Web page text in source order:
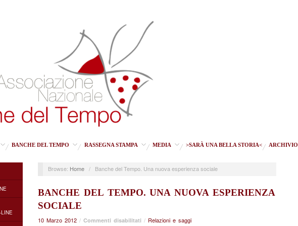
BANCHE DEL TEMPO RASSEGNA STAMPA MEDIA >SARÀ UNA BELLA STORIA< ARCHIVIO
Browse: Home / Banche del Tempo. Una nuova esperienza sociale
BANCHE DEL TEMPO. UNA NUOVA ESPERIENZA
SOCIALE
10 Marzo 2012 / Commenti disabilitati su/ Relazioni e saggi